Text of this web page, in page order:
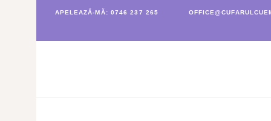
APELEAZĂ-MĂ: 0746 237 265